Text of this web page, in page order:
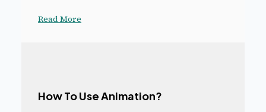
Read More
How To Use Animation?